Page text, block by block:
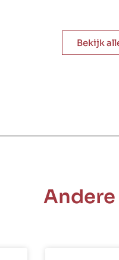
Bekijk